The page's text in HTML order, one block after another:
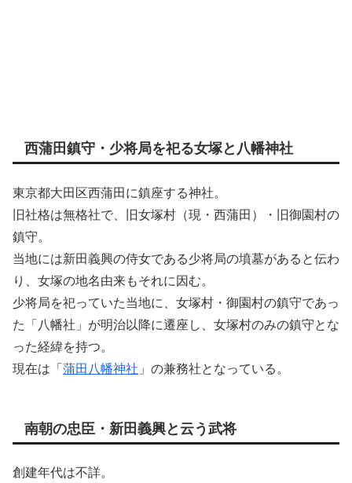
西蒲田鎮守・少将局を祀る女塚と八幡神社
東京都大田区西蒲田に鎮座する神社。
旧社格は無格社で、旧女塚村（現・西蒲田）・旧御園村の
鎮守。
当地には新田義興の侍女である少将局の墳墓があると伝わ
り、女塚の地名由来もそれに因む。
少将局を祀っていた当地に、女塚村・御園村の鎮守であっ
た「八幡社」が明治以降に遷座し、女塚村のみの鎮守とな
った経緯を持つ。
現在は「 蒲田八幡神社 」の兼務社となっている。
南朝の忠臣・新田義興と云う武将
創建年代は不詳。